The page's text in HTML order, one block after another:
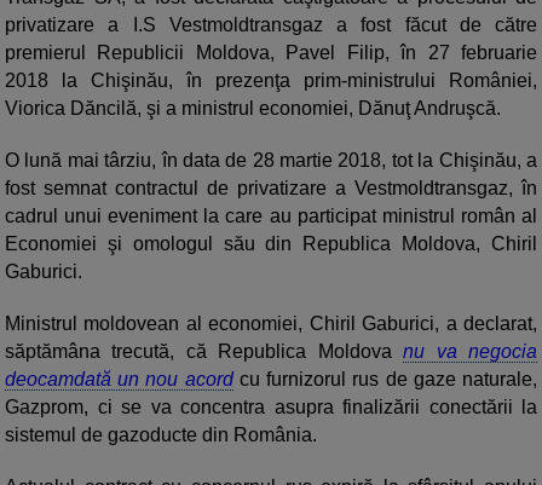
privatizare a I.S Vestmoldtransgaz a fost făcut de către
premierul Republicii Moldova, Pavel Filip, în 27 februarie
2018 la Chişinău, în prezenţa prim-ministrului României,
Viorica Dăncilă, şi a ministrul economiei, Dănuţ Andruşcă.
O lună mai târziu, în data de 28 martie 2018, tot la Chişinău, a
fost semnat contractul de privatizare a Vestmoldtransgaz, în
cadrul unui eveniment la care au participat ministrul român al
Economiei şi omologul său din Republica Moldova, Chiril
Gaburici.
Ministrul moldovean al economiei, Chiril Gaburici, a declarat,
săptămâna trecută, că Republica Moldovanu va negocia
deocamdată un nou acordcu furnizorul rus de gaze naturale,
Gazprom, ci se va concentra asupra finalizării conectării la
sistemul de gazoducte din România.